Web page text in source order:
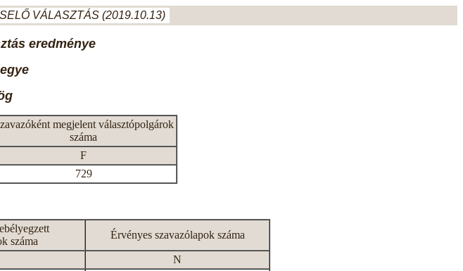
VÁLASZTÁS (2019.10.13)
eredménye
megjelent választópolgárok
száma
F
729
száma
Érvényes szavazólapok száma
N